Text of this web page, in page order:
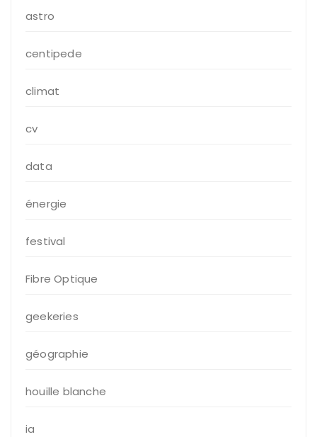
astro
centipede
climat
cv
data
énergie
festival
Fibre Optique
geekeries
géographie
houille blanche
ia